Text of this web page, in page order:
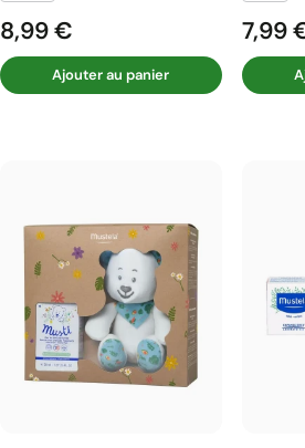
Prix
8,99 €
Ajouter au panier
Prix
7,99